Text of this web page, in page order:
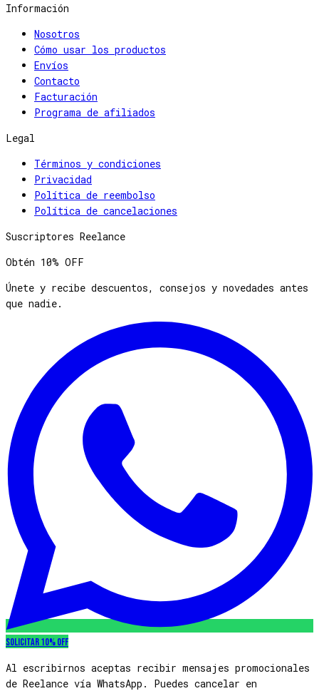
Información
Nosotros
Cómo usar los productos
Envíos
Contacto
Facturación
Programa de afiliados
Legal
Términos y condiciones
Privacidad
Política de reembolso
Política de cancelaciones
Suscriptores Reelance
Obtén 10% OFF
Únete y recibe descuentos, consejos y novedades antes
que nadie.
Solicitar 10% OFF
Al escribirnos aceptas recibir mensajes promocionales
de Reelance vía WhatsApp. Puedes cancelar en